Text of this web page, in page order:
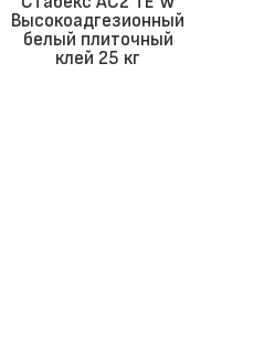
Высокоадгезионный
белый плиточный
клей 25 кг